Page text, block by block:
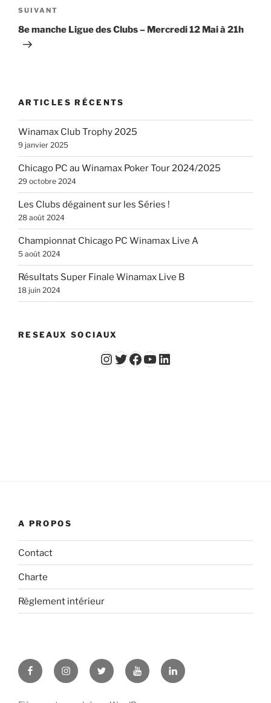
Article
suivant
SUIVANT
8e manche Ligue des Clubs – Mercredi 12 Mai à 21h
ARTICLES RÉCENTS
Winamax Club Trophy 2025
9 janvier 2025
Chicago PC au Winamax Poker Tour 2024/2025
29 octobre 2024
Les Clubs dégainent sur les Séries !
28 août 2024
Championnat Chicago PC Winamax Live A
5 août 2024
Résultats Super Finale Winamax Live B
18 juin 2024
RESEAUX SOCIAUX
Instagram
Twitter
Facebook
YouTube - Vidéos du Chicago Poker ClubLinkedIn
A PROPOS
Contact
Charte
Règlement intérieur
FacebookInstagramTwitter YouTubeLinkedIn